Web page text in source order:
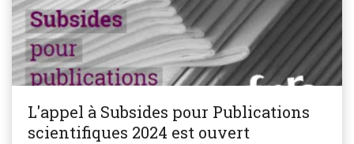
L'appel à Subsides pour Publications
scientifiques 2024 est ouvert